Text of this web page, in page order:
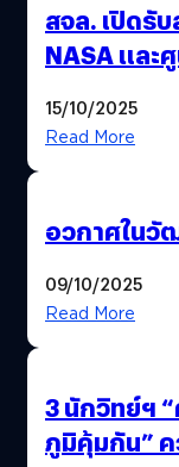
สจล. เปิดรั
NASA และ
15/10/2025
Read More
อวกาศในวั
09/10/2025
Read More
3 นักวิทย์ฯ
ภูมิคุ้มกัน” ค